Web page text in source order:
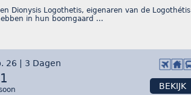
Dionysis Logothetis, eigenaren van de Logothétis
in hun boomgaard ...
26 | 3 Dagen
BEKIJK